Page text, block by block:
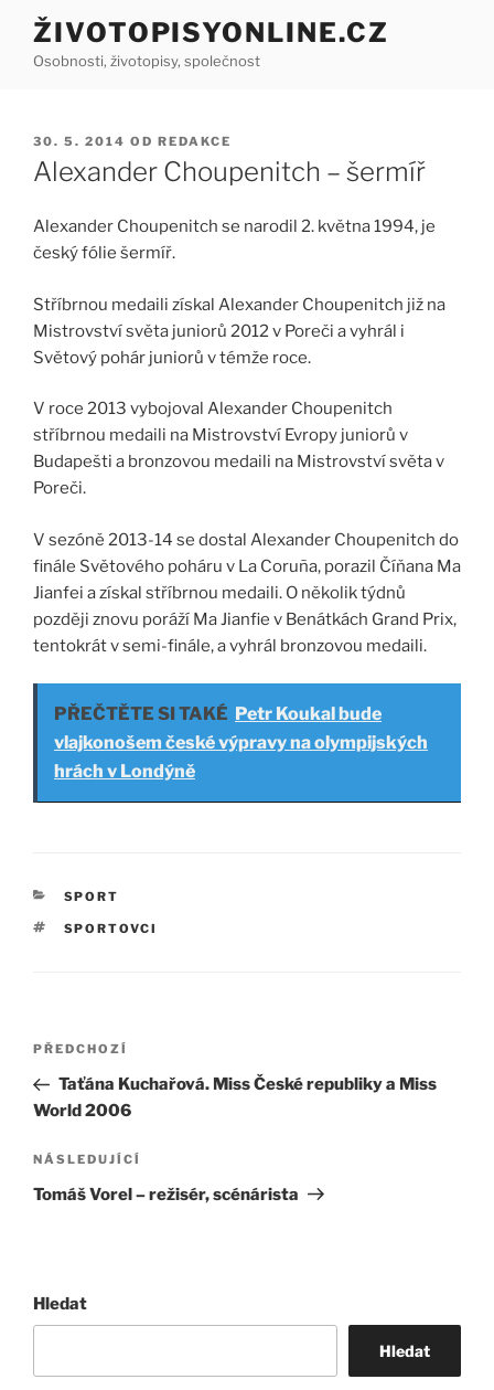
Přejít
obsahu
ŽIVOTOPISYONLINE.CZ
Osobnosti, životopisy, společnost
PUBLIKOVÁNO
30. 5. 2014 OD REDAKCE
Alexander Choupenitch – šermíř
Alexander Choupenitch se narodil 2. května 1994, je
český fólie šermíř.
Stříbrnou medaili získal Alexander Choupenitch již na
Mistrovství světa juniorů 2012 v Poreči a vyhrál i
Světový pohár juniorů v témže roce.
V roce 2013 vybojoval Alexander Choupenitch
stříbrnou medaili na Mistrovství Evropy juniorů v
Budapešti a bronzovou medaili na Mistrovství světa v
Poreči.
V sezóně 2013-14 se dostal Alexander Choupenitch do
finále Světového poháru v La Coruña, porazil Číňana Ma
Jianfei a získal stříbrnou medaili. O několik týdnů
později znovu poráží Ma Jianfie v Benátkách Grand Prix,
tentokrát v semi-finále, a vyhrál bronzovou medaili.
PŘEČTĚTE SI TAKÉ Petr Koukal bude
vlajkonošem české výpravy na olympijských
hrách v Londýně
RUBRIKY
SPORT
ŠTÍTKY
SPORTOVCI
Navigace
příspěvek
Předchozí
příspěvek
PŘEDCHOZÍ
Taťána Kuchařová. Miss České republiky a Miss
World 2006
Následující
příspěvek
NÁSLEDUJÍCÍ
Tomáš Vorel – režisér, scénárista
Hledat
Hledat